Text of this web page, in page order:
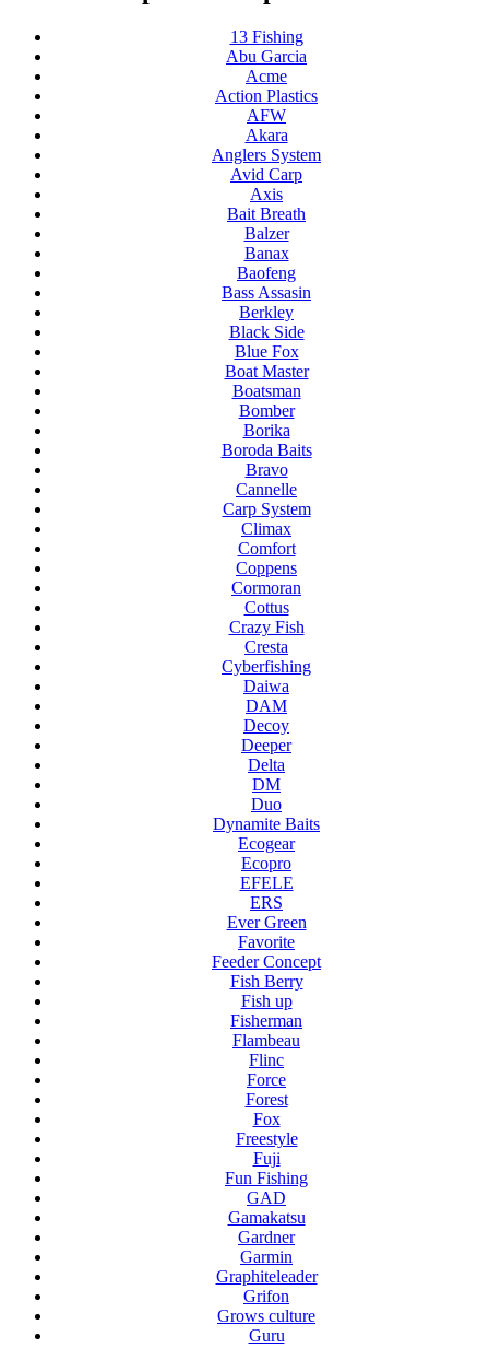
13 Fishing
Abu Garcia
Acme
Action Plastics
AFW
Akara
Anglers System
Avid Carp
Axis
Bait Breath
Balzer
Banax
Baofeng
Bass Assasin
Berkley
Black Side
Blue Fox
Boat Master
Boatsman
Bomber
Borika
Boroda Baits
Bravo
Cannelle
Carp System
Climax
Comfort
Coppens
Cormoran
Cottus
Crazy Fish
Cresta
Cyberfishing
Daiwa
DAM
Decoy
Deeper
Delta
DM
Duo
Dynamite Baits
Ecogear
Ecopro
EFELE
ERS
Ever Green
Favorite
Feeder Concept
Fish Berry
Fish up
Fisherman
Flambeau
Flinc
Force
Forest
Fox
Freestyle
Fuji
Fun Fishing
GAD
Gamakatsu
Gardner
Garmin
Graphiteleader
Grifon
Grows culture
Guru